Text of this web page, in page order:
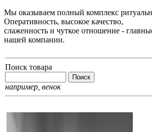
Мы оказываем полный комплекс
Оперативность, высокое качество,
слаженность и чуткое отношение -
нашей компании.
Поиск товара
например, венок